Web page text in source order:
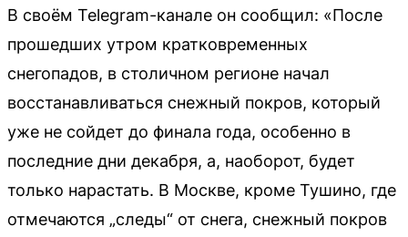
В своём Telegram-канале он сообщил: «После
прошедших утром кратковременных
снегопадов, в столичном регионе начал
восстанавливаться снежный покров, который
уже не сойдет до финала года, особенно в
последние дни декабря, а, наоборот, будет
только нарастать. В Москве, кроме Тушино, где
отмечаются „следы“ от снега, снежный покров